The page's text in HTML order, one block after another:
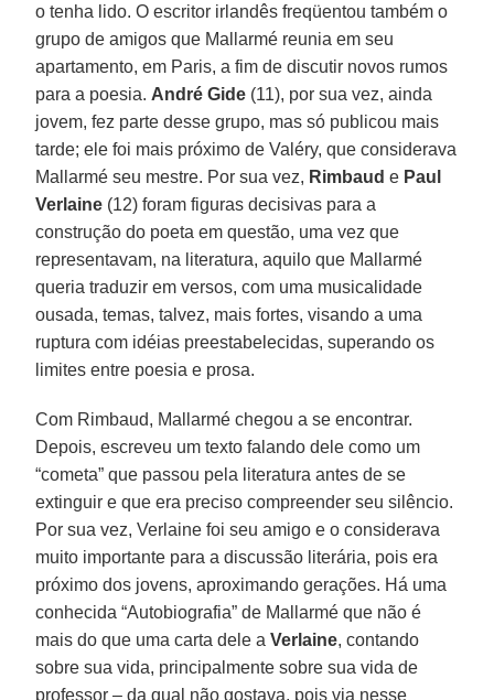
o tenha lido. O escritor irlandês freqüentou também o
grupo de amigos que Mallarmé reunia em seu
apartamento, em Paris, a fim de discutir novos rumos
para a poesia. André Gide (11), por sua vez, ainda
jovem, fez parte desse grupo, mas só publicou mais
tarde; ele foi mais próximo de Valéry, que considerava
Mallarmé seu mestre. Por sua vez, Rimbaud e Paul
Verlaine (12) foram figuras decisivas para a
construção do poeta em questão, uma vez que
representavam, na literatura, aquilo que Mallarmé
queria traduzir em versos, com uma musicalidade
ousada, temas, talvez, mais fortes, visando a uma
ruptura com idéias preestabelecidas, superando os
limites entre poesia e prosa.
Com Rimbaud, Mallarmé chegou a se encontrar.
Depois, escreveu um texto falando dele como um
“cometa” que passou pela literatura antes de se
extinguir e que era preciso compreender seu silêncio.
Por sua vez, Verlaine foi seu amigo e o considerava
muito importante para a discussão literária, pois era
próximo dos jovens, aproximando gerações. Há uma
conhecida “Autobiografia” de Mallarmé que não é
mais do que uma carta dele a Verlaine, contando
sobre sua vida, principalmente sobre sua vida de
professor – da qual não gostava, pois via nesse